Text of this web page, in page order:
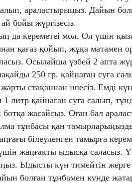
араластырыңыз. Дайын
бойы жүргізесіз.
да кереметеі мол. Ол үшін
қағаз қойып, жұқа матамен
Осылайша үзбей 2 апта
250 гр. қайнаған суға
стақаннан ішесіз. Емді
литр қайнаған суға салып,
ботқа жасайсыз. Оған бал
тұнбасы қан
білеуленген тамырға
жаңғақты ыдысқа саласыз.
Ыдысты күн тимейтін жерге
болған тұнбамен күнде